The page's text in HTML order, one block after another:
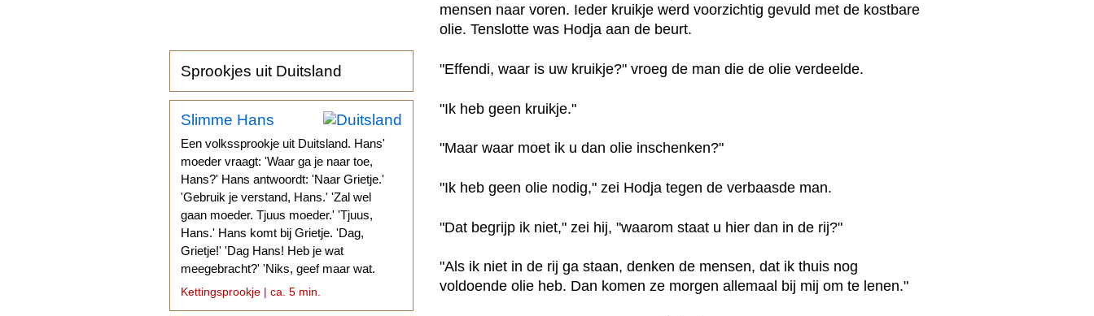
Sprookjes uit Duitsland
Slimme Hans
Een volkssprookje uit Duitsland. Hans'
moeder vraagt: 'Waar ga je naar toe,
Hans?' Hans antwoordt: 'Naar Grietje.'
'Gebruik je verstand, Hans.' 'Zal wel
gaan moeder. Tjuus moeder.' 'Tjuus,
Hans.' Hans komt bij Grietje. 'Dag,
Grietje!' 'Dag Hans! Heb je wat
meegebracht?' 'Niks, geef maar wat.
Kettingsprookje | ca. 5 min.
mensen naar voren. Ieder kruikje werd voorzichtig gevuld met de kostbare
olie. Tenslotte was Hodja aan de beurt.
"Effendi, waar is uw kruikje?" vroeg de man die de olie verdeelde.
"Ik heb geen kruikje."
"Maar waar moet ik u dan olie inschenken?"
"Ik heb geen olie nodig," zei Hodja tegen de verbaasde man.
"Dat begrijp ik niet," zei hij, "waarom staat u hier dan in de rij?"
"Als ik niet in de rij ga staan, denken de mensen, dat ik thuis nog
voldoende olie heb. Dan komen ze morgen allemaal bij mij om te lenen."